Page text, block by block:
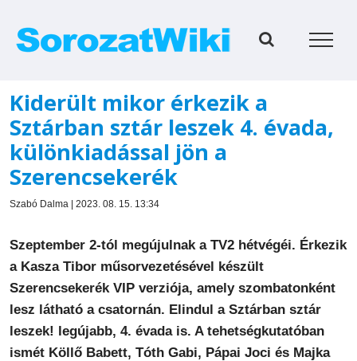
Kiderült mikor érkezik a
Sztárban sztár leszek 4. évada,
különkiadással jön a
Szerencsekerék
Szabó Dalma | 2023. 08. 15. 13:34
Szeptember 2-tól megújulnak a TV2 hétvégéi. Érkezik
a Kasza Tibor műsorvezetésével készült
Szerencsekerék VIP verziója, amely szombatonként
lesz látható a csatornán. Elindul a Sztárban sztár
leszek! legújabb, 4. évada is. A tehetségkutatóban
ismét Köllő Babett, Tóth Gabi, Pápai Joci és Majka